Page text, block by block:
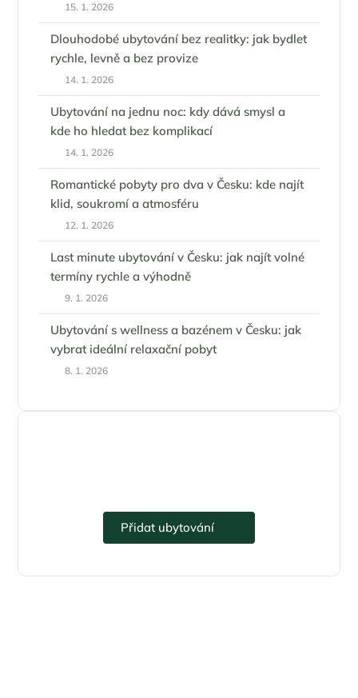
15. 1. 2026
Dlouhodobé ubytování bez realitky: jak bydlet
rychle, levně a bez provize
14. 1. 2026
Ubytování na jednu noc: kdy dává smysl a
kde ho hledat bez komplikací
14. 1. 2026
Romantické pobyty pro dva v Česku: kde najít
klid, soukromí a atmosféru
12. 1. 2026
Last minute ubytování v Česku: jak najít volné
termíny rychle a výhodně
9. 1. 2026
Ubytování s wellness a bazénem v Česku: jak
vybrat ideální relaxační pobyt
8. 1. 2026
Přidat ubytování